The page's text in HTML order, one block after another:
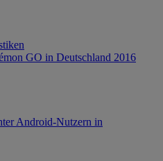
GO in Deutschland 2016
Android-Nutzern in